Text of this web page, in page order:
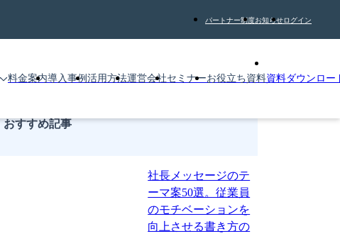
パートナー制度お知らせログイン
料金案内導入事例 活用方法運営会社セミナーお役立ち資料資料ダウンロー
おすすめ記事
社長メッセージのテ
ーマ案50選。従業員
のモチベーションを
向上させる書き方の